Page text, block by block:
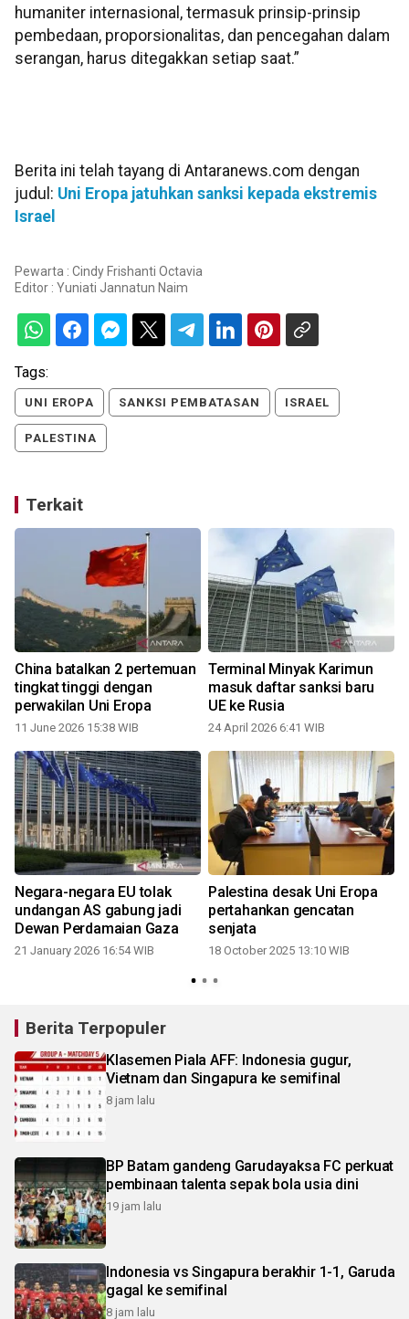
humaniter internasional, termasuk prinsip-prinsip
pembedaan, proporsionalitas, dan pencegahan dalam
serangan, harus ditegakkan setiap saat.”
Berita ini telah tayang di Antaranews.com dengan
judul: Uni Eropa jatuhkan sanksi kepada ekstremis
Israel
Pewarta : Cindy Frishanti Octavia
Editor : Yuniati Jannatun Naim
Tags:
UNI EROPA SANKSI PEMBATASAN ISRAEL
PALESTINA
Terkait
China batalkan 2 pertemuan
tingkat tinggi dengan
perwakilan Uni Eropa
11 June 2026 15:38 WIB
Terminal Minyak Karimun
masuk daftar sanksi baru
UE ke Rusia
24 April 2026 6:41 WIB
Negara-negara EU tolak
undangan AS gabung jadi
Dewan Perdamaian Gaza
21 January 2026 16:54 WIB
Palestina desak Uni Eropa
pertahankan gencatan
senjata
18 October 2025 13:10 WIB
Berita Terpopuler
Klasemen Piala AFF: Indonesia gugur,
Vietnam dan Singapura ke semifinal
8 jam lalu
BP Batam gandeng Garudayaksa FC perkuat
pembinaan talenta sepak bola usia dini
19 jam lalu
Indonesia vs Singapura berakhir 1-1, Garuda
gagal ke semifinal
8 jam lalu